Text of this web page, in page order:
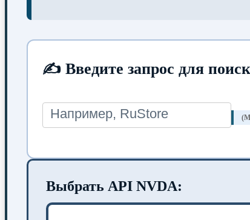
✍ Введите запрос для
Выбрать API NVDA: